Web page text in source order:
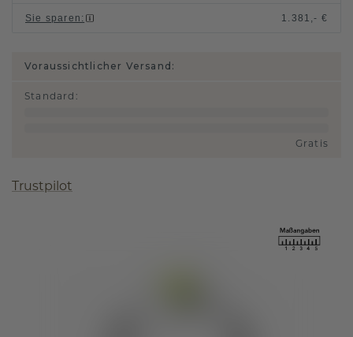
Sie sparen : 1.381,- €
Voraussichtlicher Versand:
Standard :
Gratis
Trustpilot